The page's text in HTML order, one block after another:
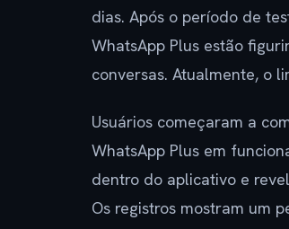
dias. Após o período de
WhatsApp Plus estão
conversas. Atualmente, o
Usuários começaram a
WhatsApp Plus em
dentro do aplicativo e
Os registros mostram um